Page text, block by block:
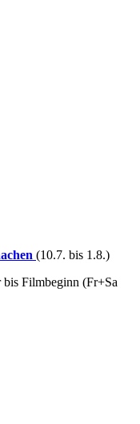
(10.7. bis 1.8.)
bis Filmbeginn (Fr+Sa